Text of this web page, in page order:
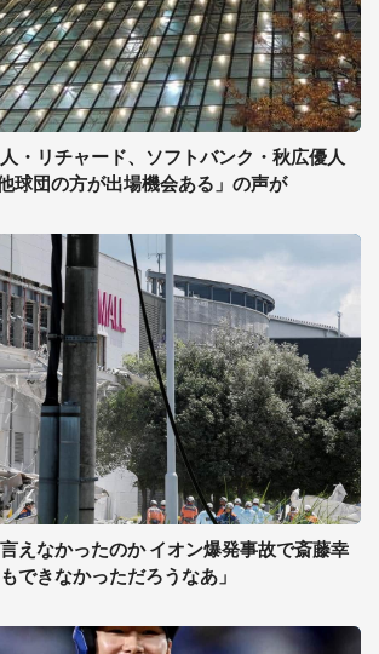
・リチャード、ソフトバンク・秋広優人
球団の方が出場機会ある」の声が
えなかったのか イオン爆発事故で斎藤幸
できなかっただろうなあ」